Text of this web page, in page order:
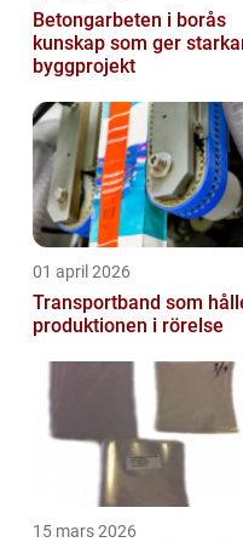
Betongarbeten i borås
kunskap som ger
byggprojekt
01 april 2026
Transportband som
produktionen i rörelse
15 mars 2026